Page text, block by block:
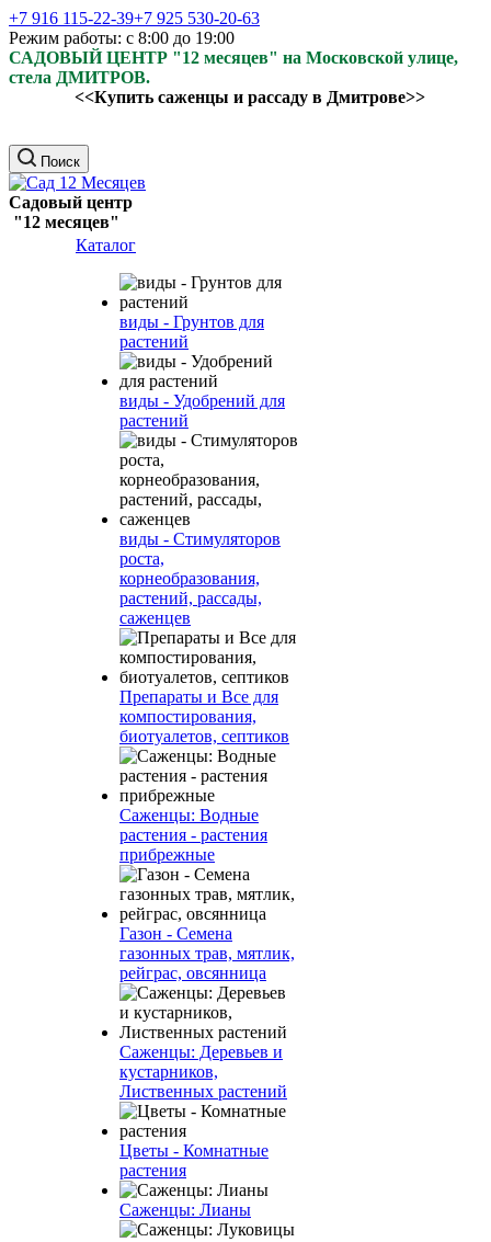
+7 916 115-22-39+7 925 530-20-63
Режим работы: с 8:00 до 19:00
САДОВЫЙ ЦЕНТР "12 месяцев" на Московской улице,
стела ДМИТРОВ.
<<Купить саженцы и рассаду в Дмитрове>>
Поиск
Садовый центр
"12 месяцев"
Каталог
виды - Грунтов для
растений
виды - Удобрений для
растений
виды - Стимуляторов
роста,
корнеобразования,
растений, рассады,
саженцев
Препараты и Все для
компостирования,
биотуалетов, септиков
Саженцы: Водные
растения - растения
прибрежные
Газон - Семена
газонных трав, мятлик,
рейграс, овсянница
Саженцы: Деревьев и
кустарников,
Лиственных растений
Цветы - Комнатные
растения
Саженцы: Лианы